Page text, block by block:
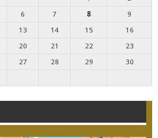
6 7 8
9
13 14 15
16
20 21 22
23
27 28 29
30